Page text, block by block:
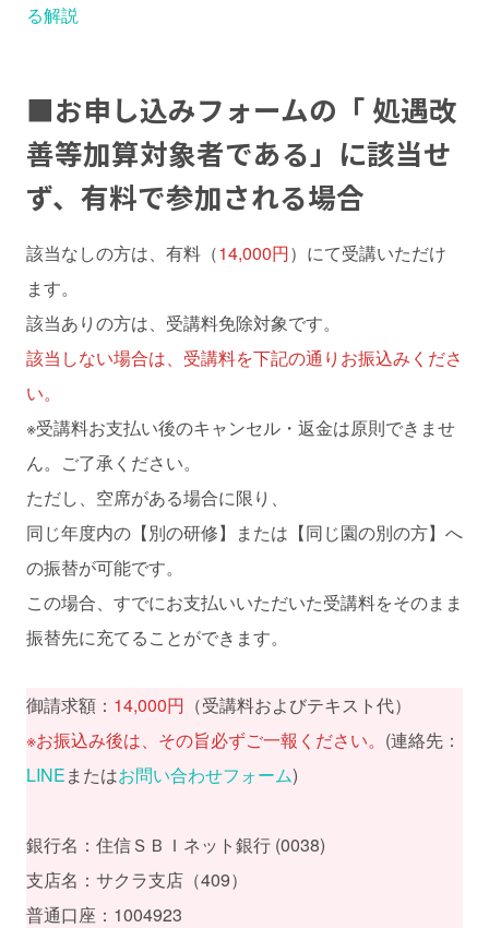
る解説
■お申し込みフォームの 「 処遇改
善等加算対象者である」 に該当せ
ず、有料で参加される場合
該当なしの方は、有料（14,000円）にて受講いただけ
ます。
該当ありの方は、受講料免除対象です。
該当しない場合は、受講料を下記の通りお振込みくださ
い。
※受講料お支払い後のキャンセル・返金は原則できませ
ん。ご了承ください。
ただし、空席がある場合に限り、
同じ年度内の【別の研修】または【同じ園の別の方】へ
の振替が可能です。
この場合、すでにお支払いいただいた受講料をそのまま
振替先に充てることができます。
御請求額： 14,000円 （受講料およびテキスト代）
※お振込み後は、その旨必ずご一報ください。 (連絡先：
LINEまたはお問い合わせフォーム)
銀行名：住信ＳＢＩネット銀行 (0038)
支店名：サクラ支店（409）
普通口座：1004923